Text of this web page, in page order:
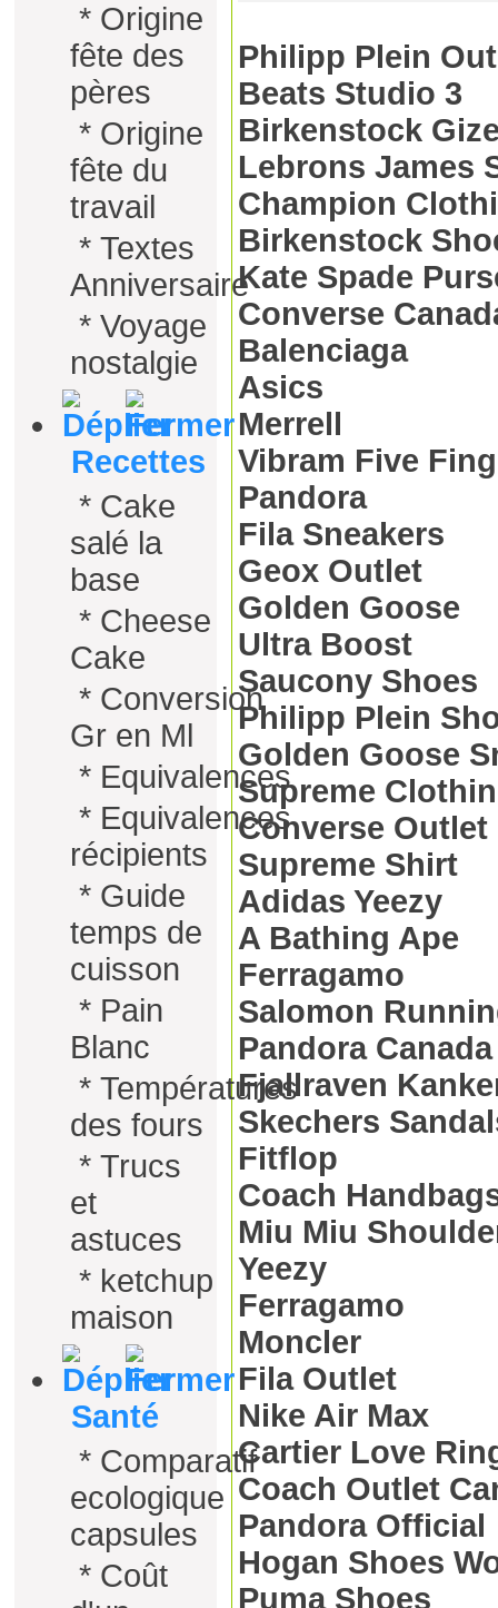
* Origine
fête des
pères
* Origine
fête du
travail
* Textes
Anniversaire
* Voyage
nostalgie
Recettes
* Cake
salé la
base
* Cheese
Cake
* Conversion
Gr en Ml
* Equivalences
* Equivalences
récipients
* Guide
temps de
cuisson
* Pain
Blanc
* Températures
des fours
* Trucs
et
astuces
* ketchup
maison
Santé
* Comparatif
ecologique
capsules
* Coût
Philipp Plein
Beats Studio 3
Birkenstock
Lebrons James
Champion
Birkenstock
Kate Spade
Converse
Balenciaga
Asics
Merrell
Vibram Five
Pandora
Fila Sneakers
Geox Outlet
Golden Goose
Ultra Boost
Saucony Shoes
Philipp Plein
Golden Goose
Supreme
Converse Outlet
Supreme Shirt
Adidas Yeezy
A Bathing Ape
Ferragamo
Salomon
Pandora Canada
Fjallraven
Skechers
Fitflop
Coach
Miu Miu
Yeezy
Ferragamo
Moncler
Fila Outlet
Nike Air Max
Cartier Love
Coach Outlet
Pandora Official
Hogan Shoes
Puma Shoes